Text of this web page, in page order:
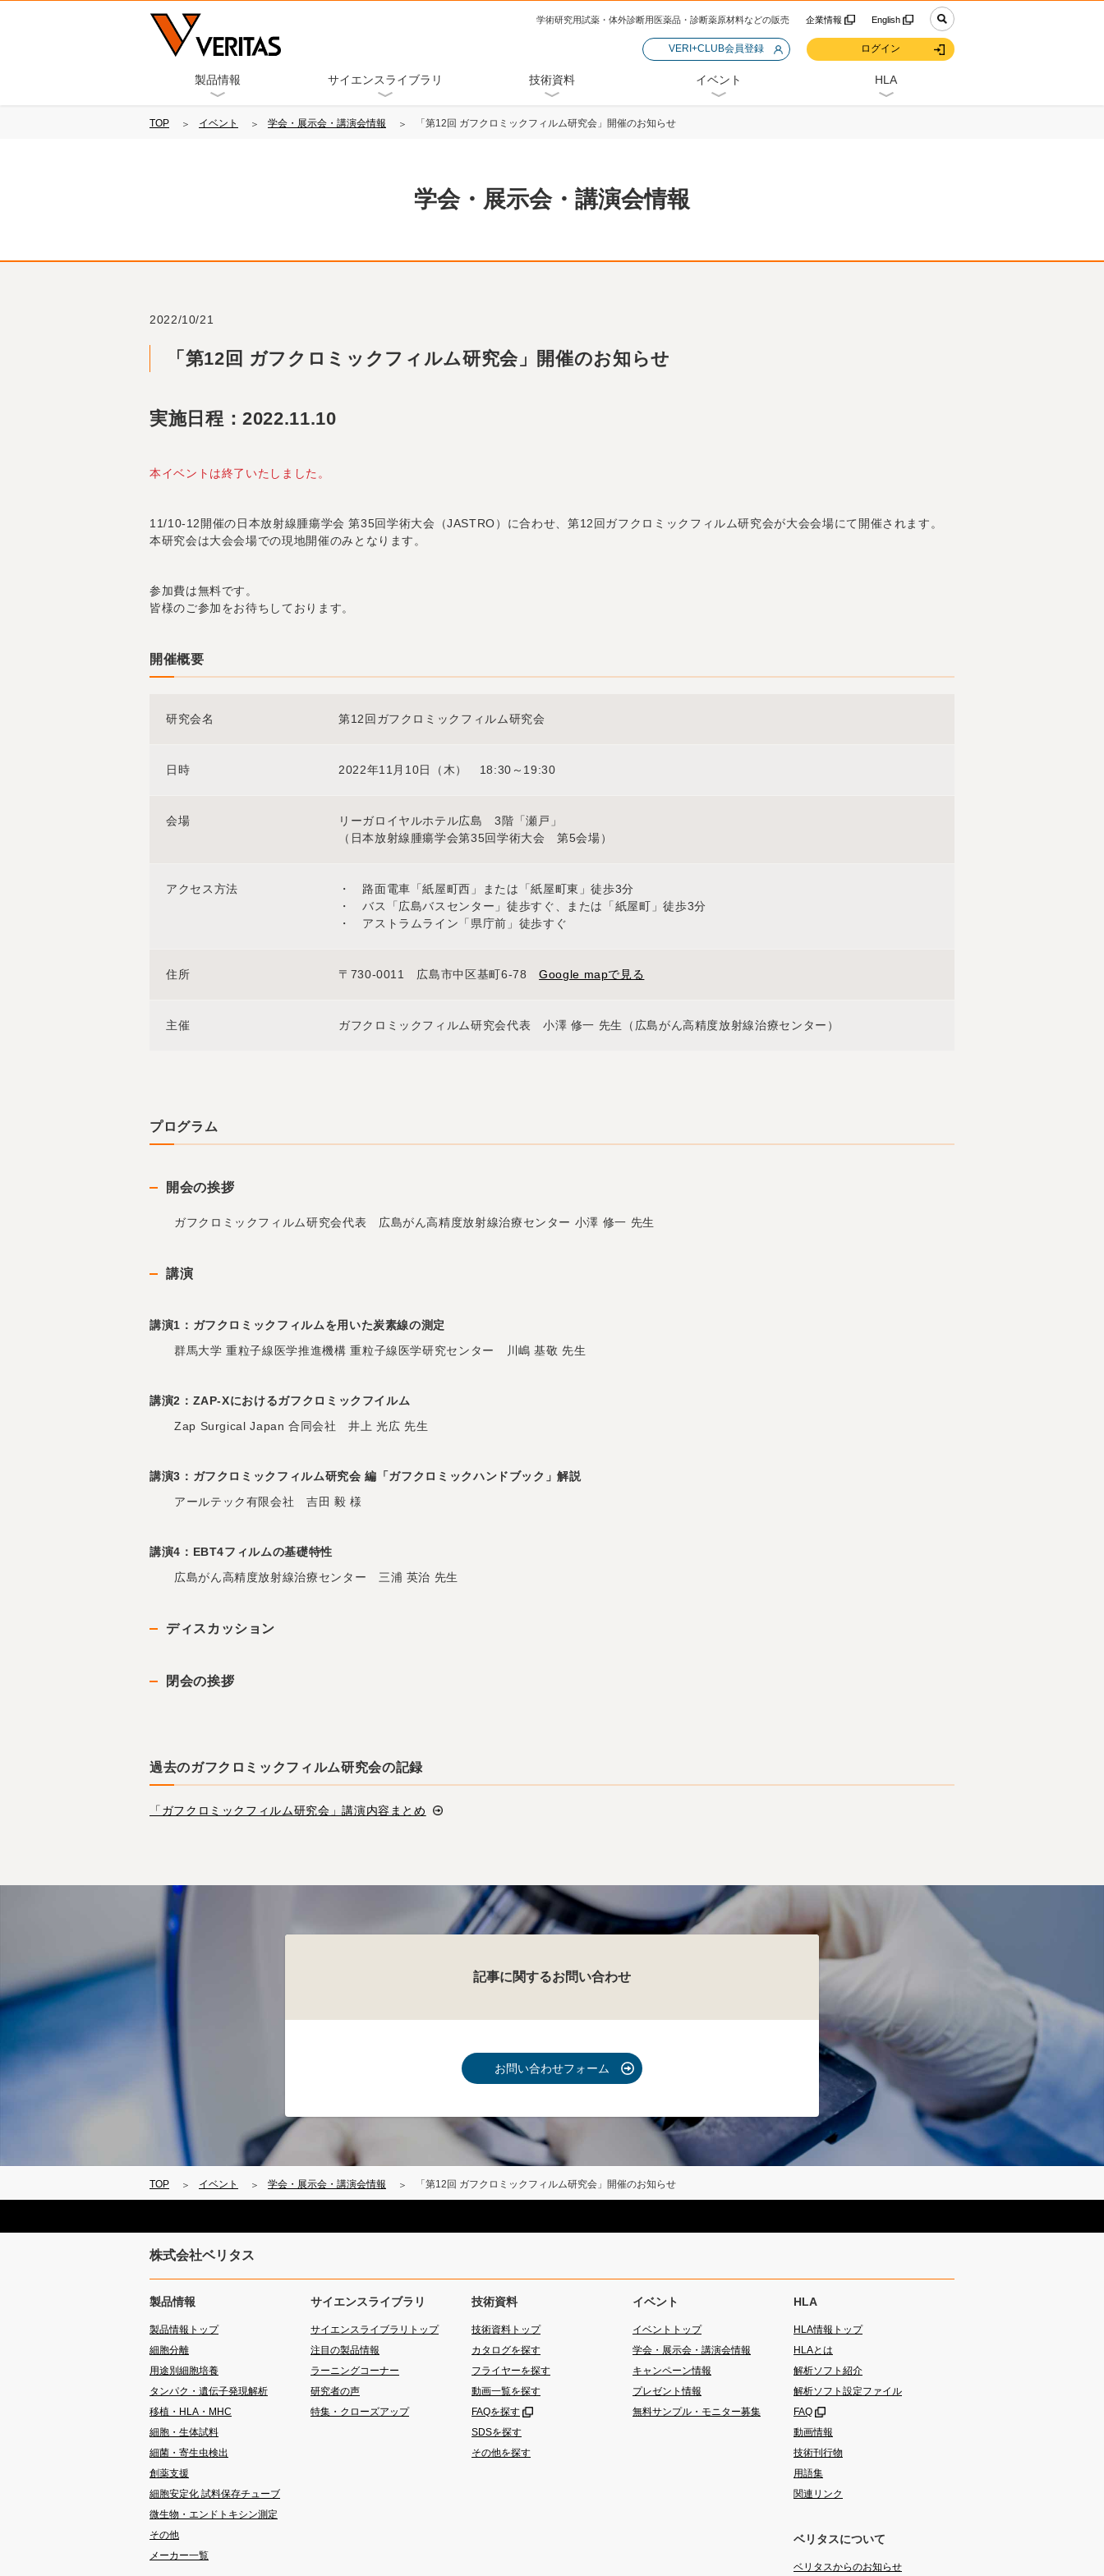
学術研究用試薬・体外診断用医薬品・診断薬原材料などの販売 企業情報 English
VERI+CLUB会員登録 ログイン
製品情報 サイエンスライブラリ 技術資料 イベント HLA
TOP イベント 学会・展示会・講演会情報 「第12回 ガフクロミックフィルム研究会」開催のお知らせ
学会・展示会・講演会情報
2022/10/21
「第12回 ガフクロミックフィルム研究会」開催のお知らせ
実施日程：2022.11.10
本イベントは終了いたしました。
11/10-12開催の日本放射線腫瘍学会 第35回学術大会（JASTRO）に合わせ、第12回ガフクロミックフィルム研究会が大会会場にて開催されます。
本研究会は大会会場での現地開催のみとなります。
参加費は無料です。
皆様のご参加をお待ちしております。
開催概要
研究会名 第12回ガフクロミックフィルム研究会
日時 2022年11月10日（木） 18:30～19:30
会場
リーガロイヤルホテル広島 3階「瀬戸」
（日本放射線腫瘍学会第35回学術大会 第5会場）
アクセス方法
・ 路面電車「紙屋町西」または「紙屋町東」徒歩3分
・ バス「広島バスセンター」徒歩すぐ、または「紙屋町」徒歩3分
・ アストラムライン「県庁前」徒歩すぐ
住所 〒730-0011 広島市中区基町6-78Google mapで見る
主催 ガフクロミックフィルム研究会代表 小澤 修一 先生（広島がん高精度放射線治療センター）
プログラム
開会の挨拶
ガフクロミックフィルム研究会代表 広島がん高精度放射線治療センター 小澤 修一 先生
講演
講演1：ガフクロミックフィルムを用いた炭素線の測定
群馬大学 重粒子線医学推進機構 重粒子線医学研究センター 川嶋 基敬 先生
講演2：ZAP-Xにおけるガフクロミックフイルム
Zap Surgical Japan 合同会社 井上 光広 先生
講演3：ガフクロミックフィルム研究会 編「ガフクロミックハンドブック」解説
アールテック有限会社 吉田 毅 様
講演4：EBT4フィルムの基礎特性
広島がん高精度放射線治療センター 三浦 英治 先生
ディスカッション
閉会の挨拶
過去のガフクロミックフィルム研究会の記録
「ガフクロミックフィルム研究会」講演内容まとめ
記事に関するお問い合わせ
お問い合わせフォーム
TOP イベント 学会・展示会・講演会情報 「第12回 ガフクロミックフィルム研究会」開催のお知らせ
株式会社ベリタス
製品情報
製品情報トップ
細胞分離
用途別細胞培養
タンパク・遺伝子発現解析
移植・HLA・MHC
細胞・生体試料
細菌・寄生虫検出
創薬支援
細胞安定化 試料保存チューブ
微生物・エンドトキシン測定
その他
メーカー一覧
サイエンスライブラリ
サイエンスライブラリトップ
注目の製品情報
ラーニングコーナー
研究者の声
特集・クローズアップ
技術資料
技術資料トップ
カタログを探す
フライヤーを探す
動画一覧を探す
FAQを探す
SDSを探す
その他を探す
イベント
イベントトップ
学会・展示会・講演会情報
キャンペーン情報
プレゼント情報
無料サンプル・モニター募集
HLA
HLA情報トップ
HLAとは
解析ソフト紹介
解析ソフト設定ファイル
FAQ
動画情報
技術刊行物
用語集
関連リンク
ベリタスについて
ベリタスからのお知らせ